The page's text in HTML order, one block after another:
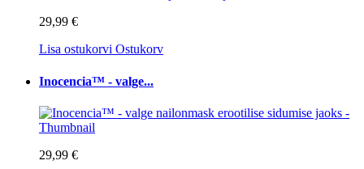
29,99 €
Lisa ostukorvi Ostukorv
Inocencia™ - valge...
29,99 €